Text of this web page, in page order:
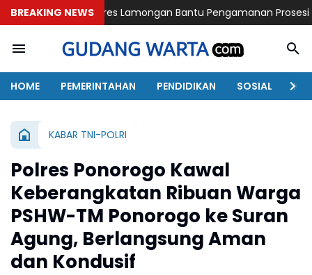
BREAKING NEWS
Polres Lamongan Bantu Pengamanan Prosesi Pemakaman
HOME PEMERINTAHAN PENDIDIKAN SOSIAL
KABAR TNI-POLRI
Polres Ponorogo Kawal
Keberangkatan Ribuan Warga
PSHW-TM Ponorogo ke Suran
Agung, Berlangsung Aman
dan Kondusif